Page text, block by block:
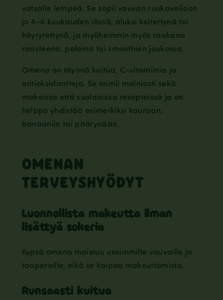
vatsalle lempeä. Se sopii vauvan ruokavalioon
jo 4–6 kuukauden iässä, aluksi keitettynä tai
höyrytettynä, ja myöhemmin myös raakana
raasteena, paloina tai smoothien joukossa.
Omena on täynnä kuitua, C-vitamiinia ja
antioksidantteja. Se toimii mainiosti sekä
makeissa että suolaisissa resepteissä ja on
helppo yhdistää esimerkiksi kauraan,
banaaniin tai päärynään.
OMENAN
TERVEYSHYÖDYT
Luonnollista makeutta ilman
lisättyä sokeria
Kypsä omena maistuu useimmille vauvoille ja
taaperoille, eikä se kaipaa makeuttamista.
Runsaasti kuitua